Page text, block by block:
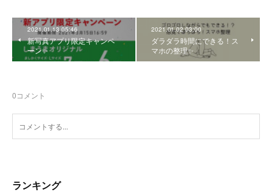
2021.01.13 05:46
新写真アプリ限定キャンペ
ーン✨
2021.01.02 03:00
ダラダラ時間にできる！ス
マホの整理✨
0コメント
ランキング